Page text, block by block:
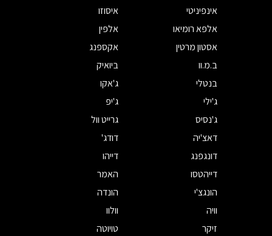
אינפיניטי
איסוזו
אלפא רומיאו
אלפין
אסטון מרטין
אקספנג
ב.מ.וו
ביואיק
בנטלי
ג'אקו
ג'ילי
ג'יפ
ג'נסיס
גרייט וול
דאצ'יה
דודג'
דונגפנג
דייהו
דייהטסו
האמר
הונגצ'י
הונדה
וויה
וולוו
זיקר
טויוטה